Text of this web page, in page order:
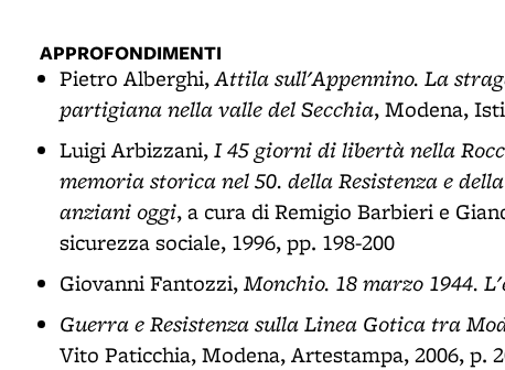
APPROFONDIMENTI
Pietro Alberghi,Attila sull'Appennino. La
partigiana nella valle del Secchia, Modena,
Luigi Arbizzani,I 45 giorni di libertà nella
memoria storica nel 50. della Resistenza e
anziani oggi, a cura di Remigio Barbieri e
sicurezza sociale, 1996, pp. 198-200
Giovanni Fantozzi,Monchio. 18 marzo 1944.
Guerra e Resistenza sulla Linea Gotica tra
Vito Paticchia, Modena, Artestampa, 2006, p.